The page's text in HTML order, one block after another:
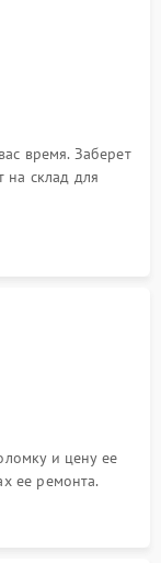
время. Заберет
на склад для
и цену ее
ее ремонта.